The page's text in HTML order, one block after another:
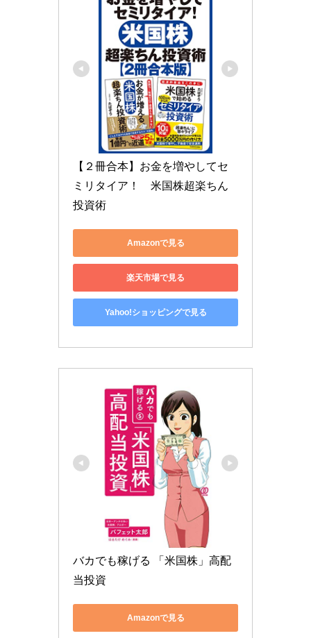
【２冊合本】お金を増やしてセ
ミリタイア！　米国株超楽ちん
投資術
Amazonで見る
楽天市場で見る
Yahoo!ショッピングで見る
バカでも稼げる 「米国株」高配
当投資
Amazonで見る